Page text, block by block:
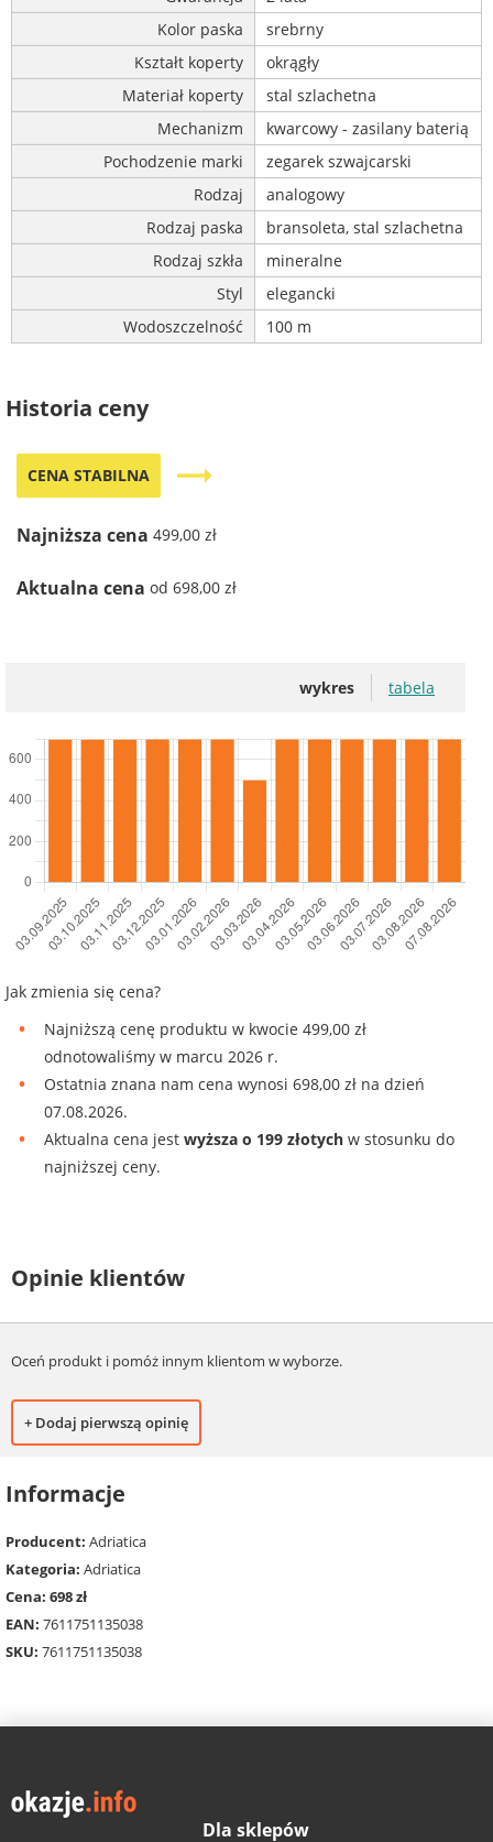
Kolor paska
srebrny
Kształt koperty
okrągły
Materiał koperty
stal szlachetna
Mechanizm
kwarcowy - zasilany baterią
Pochodzenie marki
zegarek szwajcarski
Rodzaj
analogowy
Rodzaj paska
bransoleta, stal szlachetna
Rodzaj szkła
mineralne
Styl
elegancki
Wodoszczelność
100 m
Historia ceny
CENA STABILNA trending_flat
Najniższa cena 499,00 zł
Aktualna cena od 698,00 zł
wykres tabela
Jak zmienia się cena?
Najniższą cenę produktu w kwocie 499,00 zł
odnotowaliśmy w marcu 2026 r.
Ostatnia znana nam cena wynosi 698,00 zł na dzień
07.08.2026.
Aktualna cena jest wyższa o 199 złotych w stosunku do
najniższej ceny.
Opinie klientów
Oceń produkt i pomóż innym klientom w wyborze.
+ Dodaj pierwszą opinię
Informacje
Producent: Adriatica
Kategoria: Adriatica
Cena: 698 zł
EAN: 7611751135038
SKU: 7611751135038
Dla sklepów